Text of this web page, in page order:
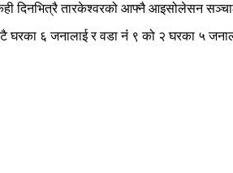
दिनभित्रै तारकेश्वरको आफ्नै आइसोलेसन
६ जनालाई र वडा नंं ९ को २ घरका ५